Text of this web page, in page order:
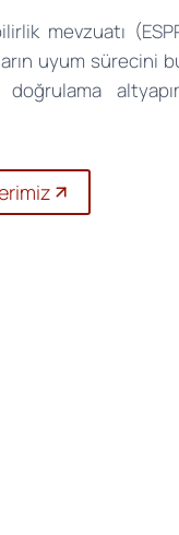
mevzuatı
uyum sürecini
doğrulama